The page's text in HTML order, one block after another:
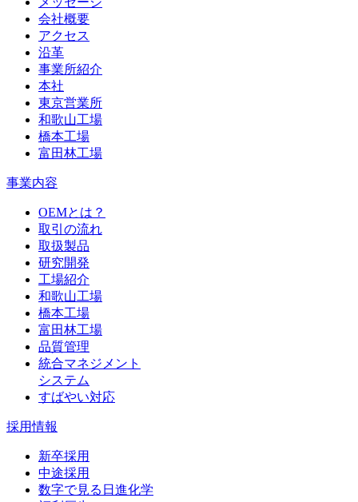
会社概要
アクセス
沿革
事業所紹介
本社
東京営業所
和歌山工場
橋本工場
富田林工場
事業内容
OEMとは？
取引の流れ
取扱製品
研究開発
工場紹介
和歌山工場
橋本工場
富田林工場
品質管理
統合マネジメント
システム
すばやい対応
採用情報
新卒採用
中途採用
数字で見る日進化学